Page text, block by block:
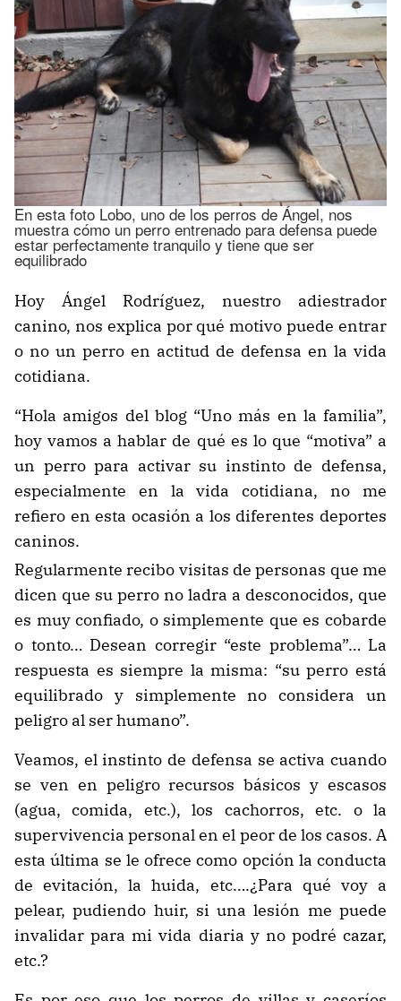
En esta foto Lobo, uno de los perros de Ángel, nos
muestra cómo un perro entrenado para defensa puede
estar perfectamente tranquilo y tiene que ser
equilibrado
Hoy Ángel Rodríguez, nuestro adiestrador
canino, nos explica por qué motivo puede entrar
o no un perro en actitud de defensa en la vida
cotidiana.
“Hola amigos del blog “Uno más en la familia”,
hoy vamos a hablar de qué es lo que “motiva” a
un perro para activar su instinto de defensa,
especialmente en la vida cotidiana, no me
refiero en esta ocasión a los diferentes deportes
caninos.
Regularmente recibo visitas de personas que me
dicen que su perro no ladra a desconocidos, que
es muy confiado, o simplemente que es cobarde
o tonto… Desean corregir “este problema”… La
respuesta es siempre la misma: “su perro está
equilibrado y simplemente no considera un
peligro al ser humano”.
Veamos, el instinto de defensa se activa cuando
se ven en peligro recursos básicos y escasos
(agua, comida, etc.), los cachorros, etc. o la
supervivencia personal en el peor de los casos. A
esta última se le ofrece como opción la conducta
de evitación, la huida, etc….¿Para qué voy a
pelear, pudiendo huir, si una lesión me puede
invalidar para mi vida diaria y no podré cazar,
etc.?